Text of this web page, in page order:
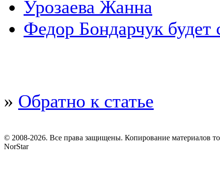
Урозаева Жанна
Федор Бондарчук будет
» Обратно к статье
© 2008-2026. Все права защищены. Копирование материалов
NorStar